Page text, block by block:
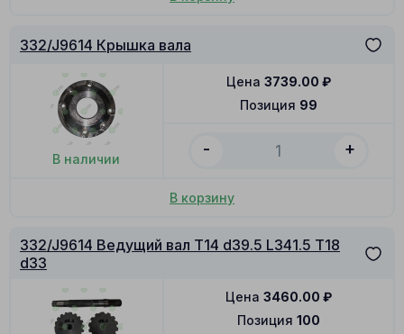
332/J9614 Крышка вала
В наличии
Позиция 99
Цена 3739.00 ₽
- +
В корзину
332/J9614 Ведущий вал T14 d39.5 L341.5 T18
d33
Позиция 100
Цена 3460.00 ₽